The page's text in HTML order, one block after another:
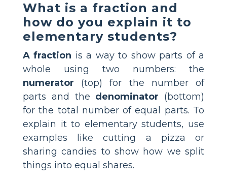
What is a fraction and
how do you explain it to
elementary students?
A fraction is a way to show parts of a
whole using two numbers: the
numerator (top) for the number of
parts and the denominator (bottom)
for the total number of equal parts. To
explain it to elementary students, use
examples like cutting a pizza or
sharing candies to show how we split
things into equal shares.